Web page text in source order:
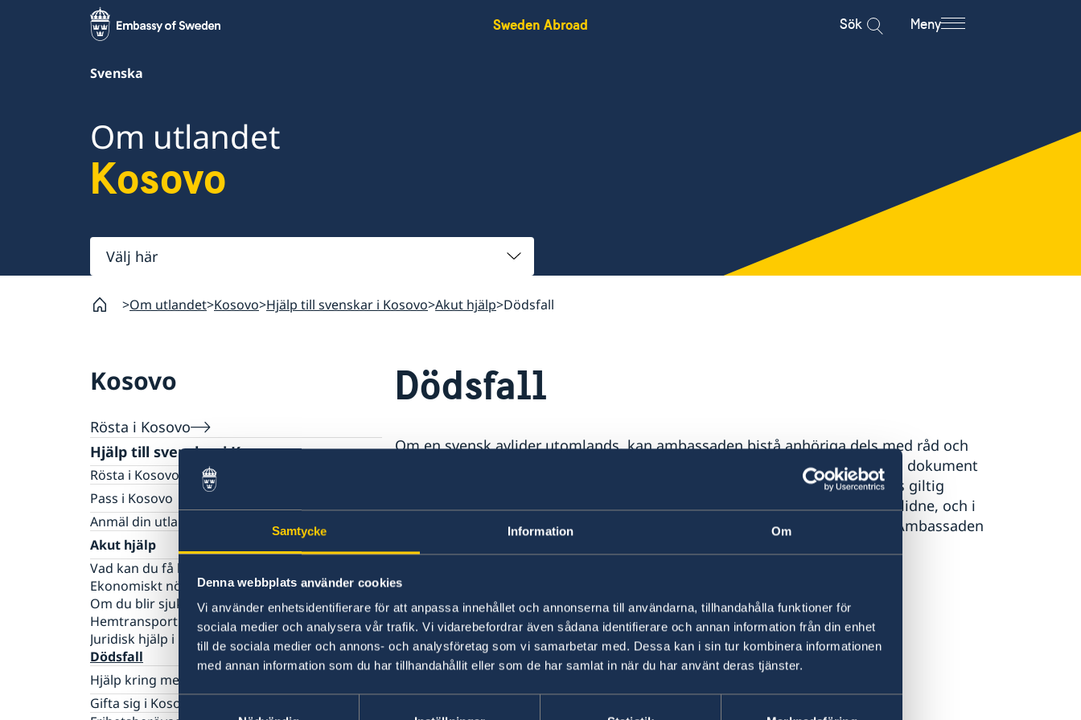
Samtycke Information Om
Denna webbplats använder cookies
Vi använder enhetsidentifierare för att anpassa innehållet och annonserna till användarna, tillhandahålla funktioner för
sociala medier och analysera vår trafik. Vi vidarebefordrar även sådana identifierare och annan information från din enhet
till de sociala medier och annons- och analysföretag som vi samarbetar med. Dessa kan i sin tur kombinera informationen
med annan information som du har tillhandahållit eller som de har samlat in när du har använt deras tjänster.
Samtyckesval
Sweden Abroad Sök Meny
Svenska
Om utlandet
Kosovo
Välj
här
Om utlandet Kosovo Hjälp till svenskar i Kosovo Akut hjälp Dödsfall
Kosovo
Rösta i Kosovo
Hjälp till svenskar i Kosovo
Rösta i Kosovo
Pass i Kosovo
Provisoriskt pass
Samordningsnummer
Förlust av pass
Förnyelse av pass för vuxna
Förnyelse av pass för barn under 18 år
Ansökan om pass för barn under 18 år
Nationellt id-kort
Anmäl din utlandsvistelse
Akut hjälp
Vad kan du få hjälp med från ambassaden?
Ekonomiskt nödställd
Om du blir sjuk eller råkar ut för en olycka
Hemtransport
Juridisk hjälp i utlandet
Dödsfall
Hjälp kring medborgarskap
Om svenskt medborgarskap
Gifta sig i Kosovo
Dödsfall
Om en svensk avlider utomlands, kan ambassaden bistå anhöriga dels med råd och
information om hur man ska gå till väga, dels med att ta fram nödvändiga dokument
för hemtransport och för registrering av dödsfallet hos Skatteverket. Finns giltig
försäkring arrangerar normalt försäkringsbolaget hemtransport av den avlidne, och i
det fall det saknas försäkring, får hemtransporten bekostas av anhöriga. Ambassaden